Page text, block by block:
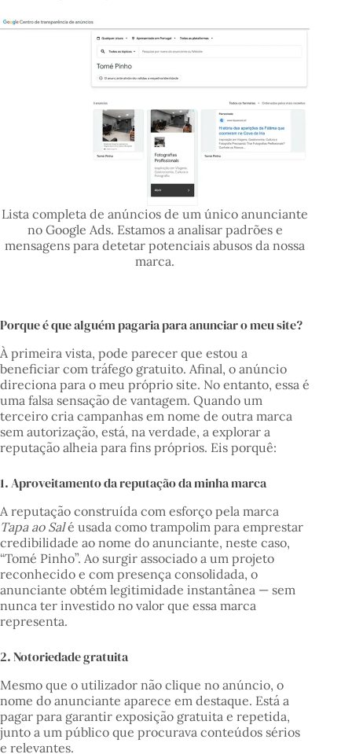
Lista completa de anúncios de um único anunciante
no Google Ads. Estamos a analisar padrões e
mensagens para detetar potenciais abusos da nossa
marca.
Porque é que alguém pagaria para anunciar o meu site?
À primeira vista, pode parecer que estou a
beneficiar com tráfego gratuito. Afinal, o anúncio
direciona para o meu próprio site. No entanto, essa é
uma falsa sensação de vantagem. Quando um
terceiro cria campanhas em nome de outra marca
sem autorização, está, na verdade, a explorar a
reputação alheia para fins próprios. Eis porquê:
1. Aproveitamento da reputação da minha marca
A reputação construída com esforço pela marca
Tapa ao Salé usada como trampolim para emprestar
credibilidade ao nome do anunciante, neste caso,
“Tomé Pinho”. Ao surgir associado a um projeto
reconhecido e com presença consolidada, o
anunciante obtém legitimidade instantânea — sem
nunca ter investido no valor que essa marca
representa.
2. Notoriedade gratuita
Mesmo que o utilizador não clique no anúncio, o
nome do anunciante aparece em destaque. Está a
pagar para garantir exposição gratuita e repetida,
junto a um público que procurava conteúdos sérios
e relevantes.